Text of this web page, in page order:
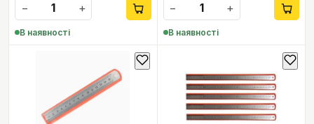
−
+
В наявності
−
+
В наявності